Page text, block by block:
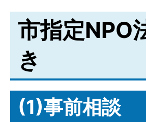
市指定NPO
き
(1)事前相談